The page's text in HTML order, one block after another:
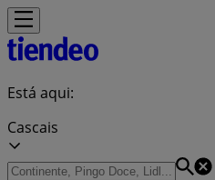
Está aqui:
Cascais